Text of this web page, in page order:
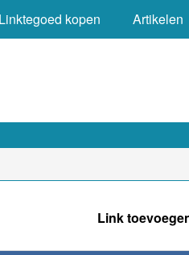
Linktegoed kopen Artikelen
Link